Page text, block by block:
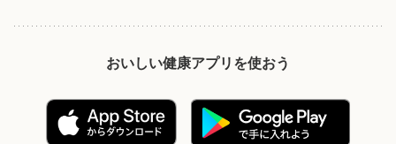
おいしい健康アプリを使おう